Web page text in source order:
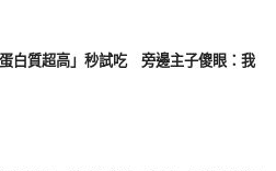
白質超高」秒試吃 旁邊主子傻眼：我